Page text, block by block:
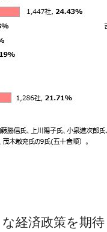
経済政策を期